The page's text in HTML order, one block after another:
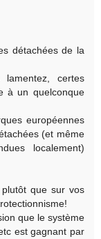
détachées de la
certes
à un quelconque
européennes
(et même
localement)
que sur vos
que le système
est gagnant par